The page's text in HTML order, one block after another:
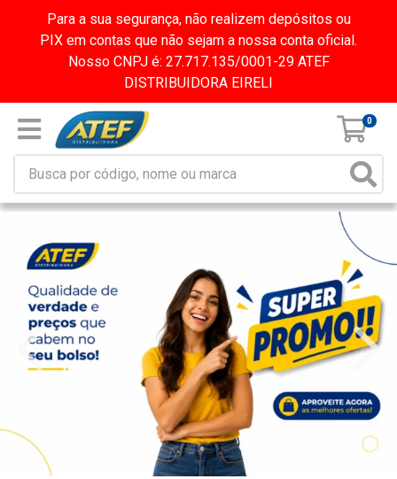
Para a sua segurança, não realizem depósitos ou
PIX em contas que não sejam a nossa conta oficial.
Nosso CNPJ é: 27.717.135/0001-29 ATEF
DISTRIBUIDORA EIRELI
0